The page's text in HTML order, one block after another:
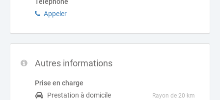
Appeler
Autres informations
Prise en charge
Prestation à domicile
Rayon de 20 km